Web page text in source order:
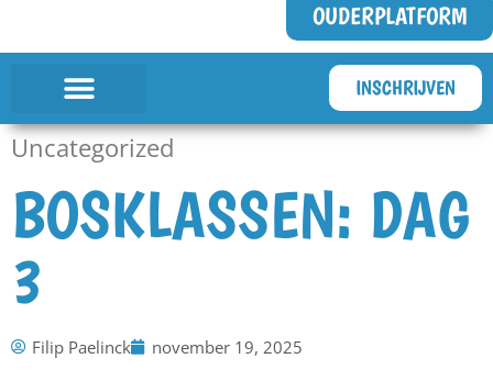
OUDERPLATFORM
INSCHRIJVEN
Uncategorized
BOSKLASSEN: DAG
3
Filip Paelinck november 19, 2025